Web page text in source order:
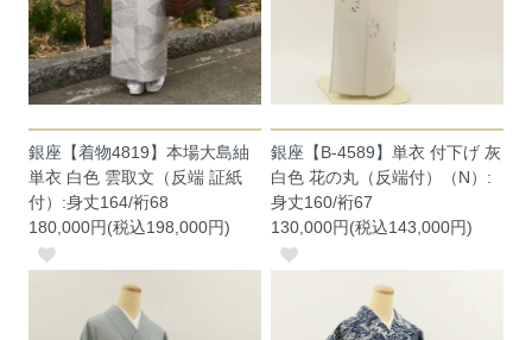
銀座【着物4819】本場大島紬
単衣 白色 雲取文（反端 証紙
付）:身丈164/裄68
180,000円(税込198,000円)
銀座【B-4589】単衣 付下げ 灰
白色 花の丸（反端付）（N）:
身丈160/裄67
130,000円(税込143,000円)